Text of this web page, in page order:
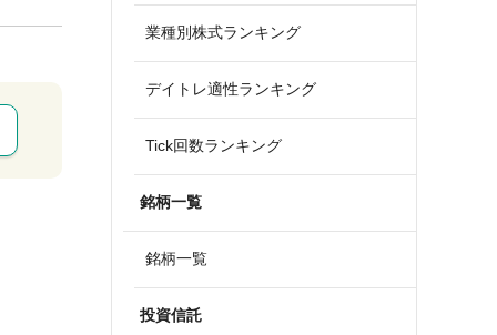
業種別株式ランキング
デイトレ適性ランキング
Tick回数ランキング
銘柄一覧
銘柄一覧
投資信託